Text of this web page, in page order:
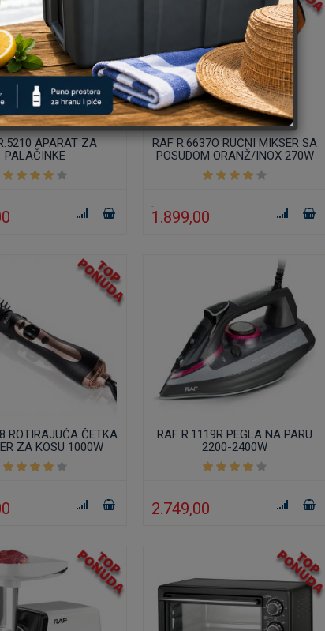
APARAT ZA
PALAČINKE
RAF R.6637O RUČNI MIKSER SA
POSUDOM ORANŽ/INOX 270W
2L
1.899,00
ROTIRAJUĆA ČETKA
ZA KOSU 1000W
RAF R.1119R PEGLA NA PARU
2200-2400W
2.749,00